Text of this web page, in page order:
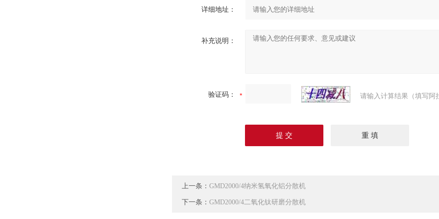
详细地址：
补充说明：
验证码： 请输入计算结果（填写阿
上一条：GMD2000/4纳米氢氧化铝分散机
下一条：GMD2000/4二氧化钛研磨分散机